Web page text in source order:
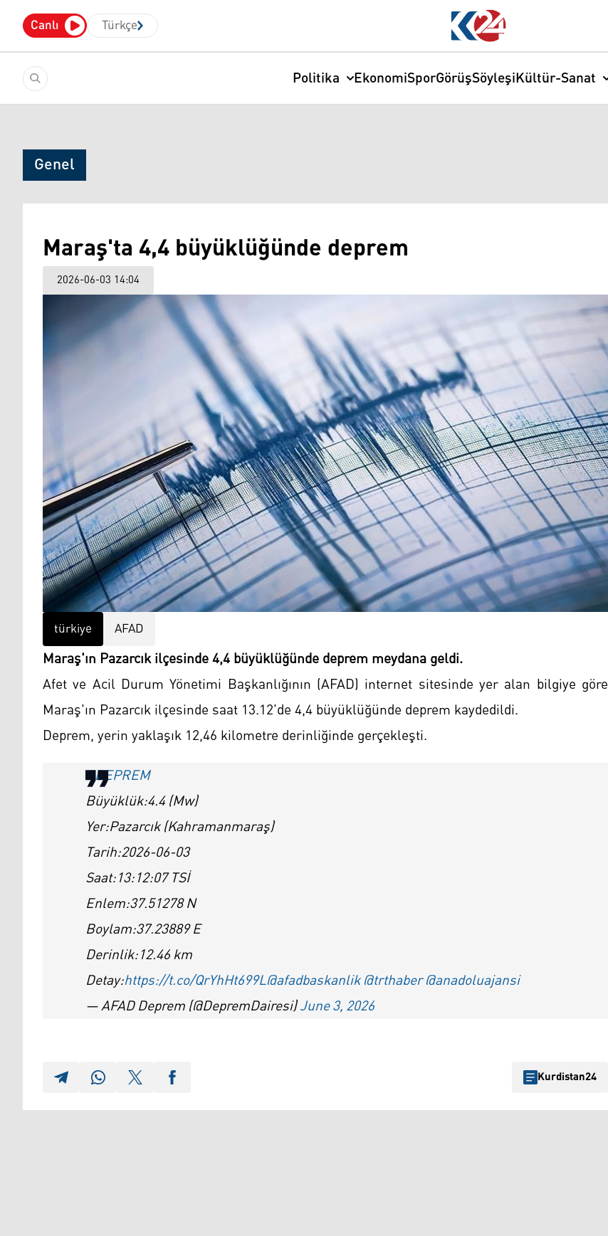
Canlı Türkçe
Politika EkonomiSporGörüşSöyleşiKültür-Sanat
Genel
Maraş'ta 4,4 büyüklüğünde deprem
2026-06-03 14:04
türkiye AFAD
Maraş'ın Pazarcık ilçesinde 4,4 büyüklüğünde deprem meydana geldi.
Afet ve Acil Durum Yönetimi Başkanlığının (AFAD) internet sitesinde yer alan bilgiye göre
Maraş'ın Pazarcık ilçesinde saat 13.12'de 4,4 büyüklüğünde deprem kaydedildi.
Deprem, yerin yaklaşık 12,46 kilometre derinliğinde gerçekleşti.
#DEPREM
Büyüklük:4.4 (Mw)
Yer:Pazarcık (Kahramanmaraş)
Tarih:2026-06-03
Saat:13:12:07 TSİ
Enlem:37.51278 N
Boylam:37.23889 E
Derinlik:12.46 km
Detay:https://t.co/QrYhHt699L@afadbaskanlik@trthaber@anadoluajansi
— AFAD Deprem (@DepremDairesi)June 3, 2026
Kurdistan24